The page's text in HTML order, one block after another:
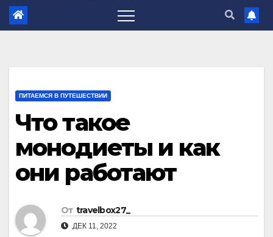
ПИТАЕМСЯ В ПУТЕШЕСТВИИ
Что такое
монодиеты и как
они работают
От travelbox27_
ДЕК 11, 2022